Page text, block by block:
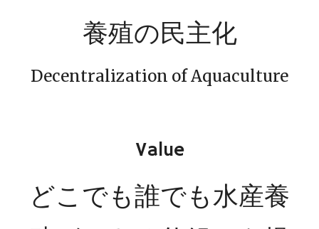
養殖の民主化
Decentralization of Aquaculture
Value
どこでも誰でも水産養